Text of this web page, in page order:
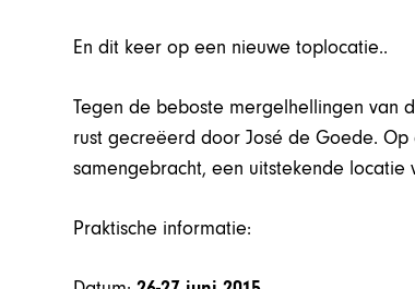
En dit keer op een nieuwe toplocatie..
Tegen de beboste mergelhellingen van
rust gecreëerd door José de Goede.
samengebracht, een uitstekende locatie
Praktische informatie: